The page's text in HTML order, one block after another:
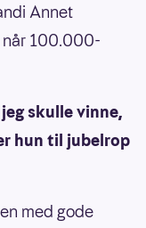
Annet
når 100.000-
skulle vinne,
hun til jubelrop
med gode